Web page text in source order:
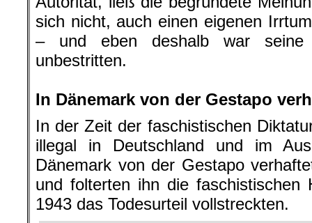
sich nicht, auch einen eigenen
– und eben deshalb war
unbestritten.
In Dänemark von der Gestapo
In der Zeit der faschistischen
illegal in Deutschland und im
Dänemark von der Gestapo
und folterten ihn die faschistischen
1943 das Todesurteil vollstreckten.